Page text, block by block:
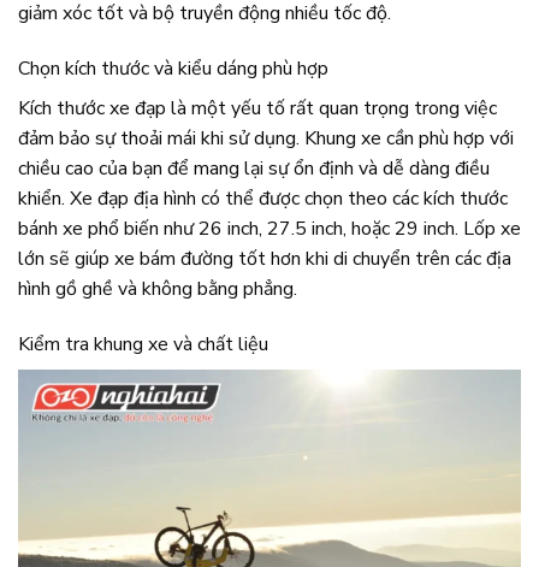
giảm xóc tốt và bộ truyền động nhiều tốc độ.
Chọn kích thước và kiểu dáng phù hợp
Kích thước xe đạp là một yếu tố rất quan trọng trong việc
đảm bảo sự thoải mái khi sử dụng. Khung xe cần phù hợp với
chiều cao của bạn để mang lại sự ổn định và dễ dàng điều
khiển. Xe đạp địa hình có thể được chọn theo các kích thước
bánh xe phổ biến như 26 inch, 27.5 inch, hoặc 29 inch. Lốp xe
lớn sẽ giúp xe bám đường tốt hơn khi di chuyển trên các địa
hình gồ ghề và không bằng phẳng.
Kiểm tra khung xe và chất liệu